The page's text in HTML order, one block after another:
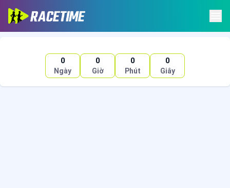
0
Ngày
0
Giờ
0
Phút
0
Giây